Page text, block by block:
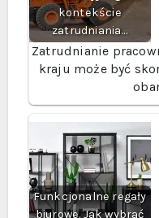
kontekście
zatrudniania…
Zatrudnianie
kraju może być
Funkcjonalne regały
biurowe. Jak wybrać